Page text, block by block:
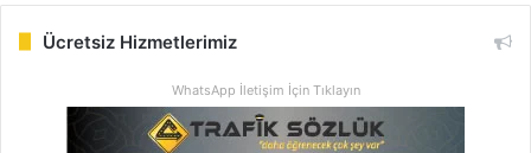
Ücretsiz Hizmetlerimiz
WhatsApp İletişim İçin Tıklayın